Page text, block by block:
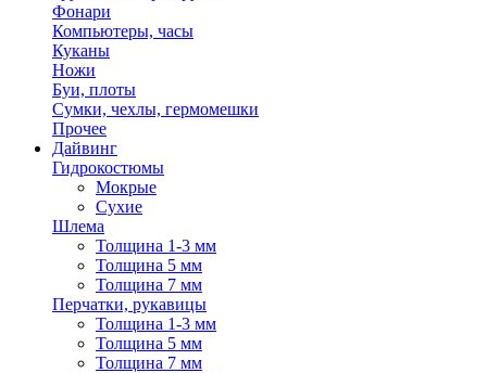
Фонари
Компьютеры, часы
Куканы
Ножи
Буи, плоты
Сумки, чехлы, гермомешки
Прочее
Дайвинг
Гидрокостюмы
Мокрые
Сухие
Шлема
Толщина 1-3 мм
Толщина 5 мм
Толщина 7 мм
Перчатки, рукавицы
Толщина 1-3 мм
Толщина 5 мм
Толщина 7 мм